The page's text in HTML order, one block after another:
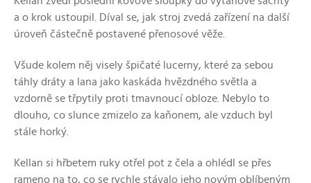
a o krok ustoupil. Díval se, jak stroj zvedá zařízení na další
úroveň částečně postavené přenosové věže.
Všude kolem něj visely špičaté lucerny, které za sebou
táhly dráty a lana jako kaskáda hvězdného světla a
vzdorně se třpytily proti tmavnoucí obloze. Nebylo to
dlouho, co slunce zmizelo za kaňonem, ale vzduch byl
stále horký.
Kellan si hřbetem ruky otřel pot z čela a ohlédl se přes
rameno na to, co se rychle stávalo jeho novým oblíbeným